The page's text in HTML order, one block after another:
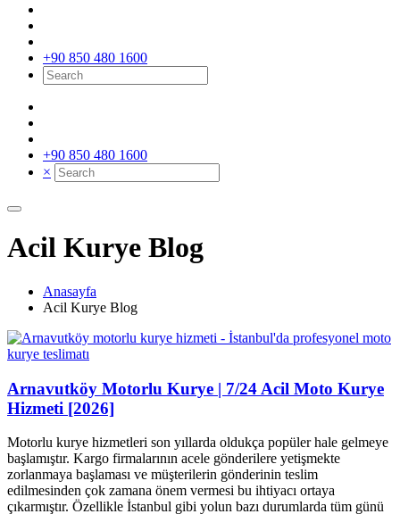
+90 850 480 1600
+90 850 480 1600
×
Acil Kurye Blog
Anasayfa
Acil Kurye Blog
Arnavutköy Motorlu Kurye | 7/24 Acil Moto Kurye
Hizmeti [2026]
Motorlu kurye hizmetleri son yıllarda oldukça popüler hale gelmeye
başlamıştır. Kargo firmalarının acele gönderilere yetişmekte
zorlanmaya başlaması ve müşterilerin gönderinin teslim
edilmesinden çok zamana önem vermesi bu ihtiyacı ortaya
çıkarmıştır. Özellikle İstanbul gibi yolun bazı durumlarda tüm günü